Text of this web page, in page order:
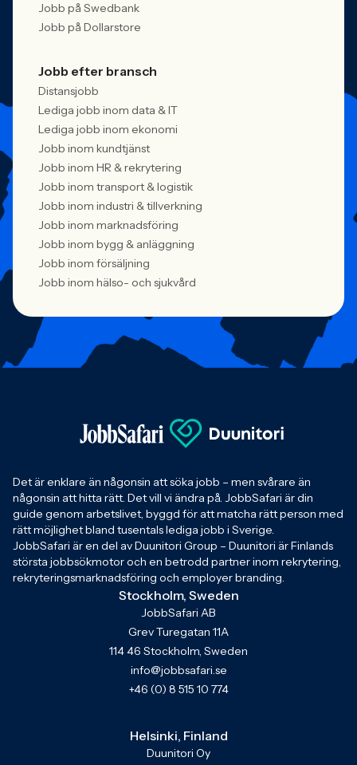
Jobb på Swedbank
Jobb på Dollarstore
Jobb efter bransch
Distansjobb
Lediga jobb inom data & IT
Lediga jobb inom ekonomi
Jobb inom kundtjänst
Jobb inom HR & rekrytering
Jobb inom transport & logistik
Jobb inom industri & tillverkning
Jobb inom marknadsföring
Jobb inom bygg & anläggning
Jobb inom försäljning
Jobb inom hälso- och sjukvård
Det är enklare än någonsin att söka jobb – men svårare än
någonsin att hitta rätt. Det vill vi ändra på. JobbSafari är din
guide genom arbetslivet, byggd för att matcha rätt person med
rätt möjlighet bland tusentals lediga jobb i Sverige.
JobbSafari är en del av Duunitori Group – Duunitori är Finlands
största jobbsökmotor och en betrodd partner inom rekrytering,
rekryteringsmarknadsföring och employer branding.
Stockholm, Sweden
JobbSafari AB
Grev Turegatan 11A
114 46 Stockholm, Sweden
info@jobbsafari.se
+46 (0) 8 515 10 774
Helsinki, Finland
Duunitori Oy